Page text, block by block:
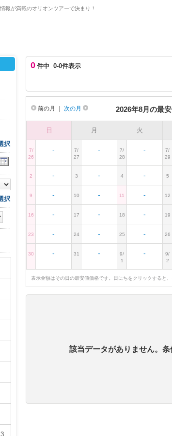
報が満載のオリオンツアーで決まり！
択
択
0 件中 0-0件表示
前の月 次の月 2026年8月の最
日 月 火
7/
26
-
7/
27
-
7/
28
-
7/
29
2 - 3 - 4 - 5
9 - 10 - 11 - 12
16 - 17 - 18 - 19
23 - 24 - 25 - 26
30 - 31 -
9/
1
-
9/
2
表示金額はその日の最安値価格です。日にちをクリックすると
該当データがありません。条